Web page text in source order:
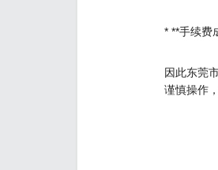
* **手续费
因此东莞
谨慎操作